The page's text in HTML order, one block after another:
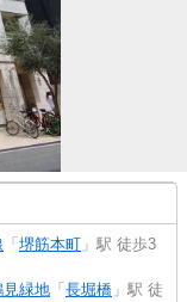
「 堺筋本町 」駅 徒歩3
見緑地 「 長堀橋 」駅 徒